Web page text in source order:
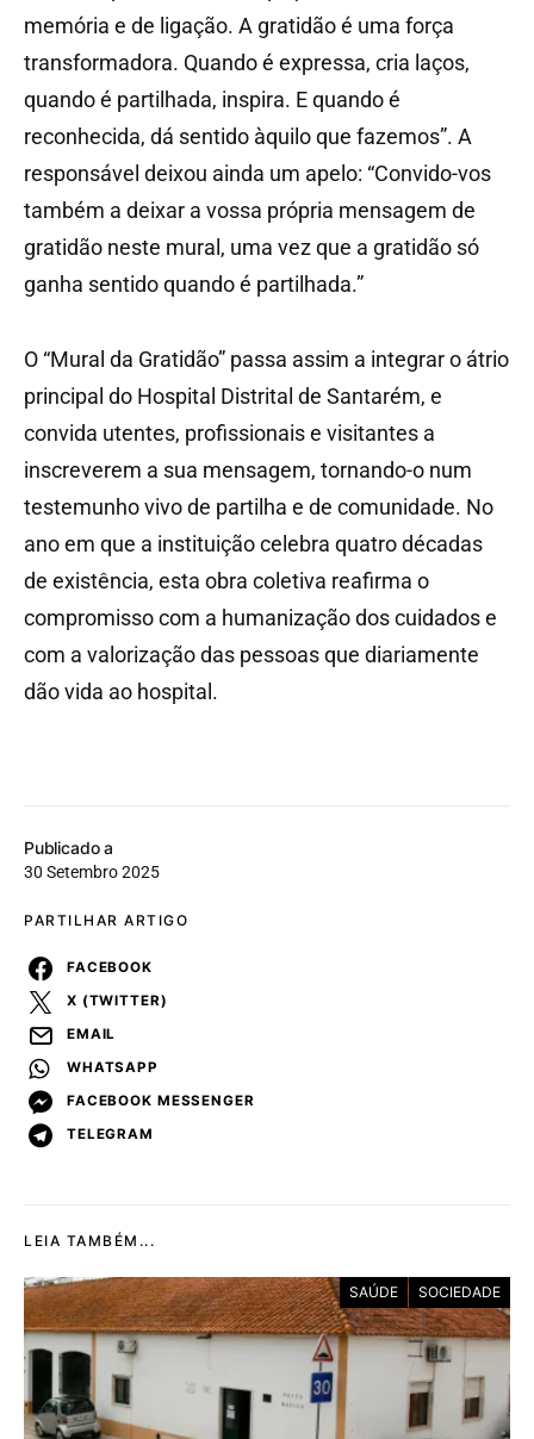
Publicado a
30 Setembro 2025
PARTILHAR ARTIGO
FACEBOOK
X (TWITTER)
EMAIL
WHATSAPP
FACEBOOK MESSENGER
TELEGRAM
memória e de ligação. A gratidão é uma força
transformadora. Quando é expressa, cria laços,
quando é partilhada, inspira. E quando é
reconhecida, dá sentido àquilo que fazemos”. A
responsável deixou ainda um apelo: “Convido-vos
também a deixar a vossa própria mensagem de
gratidão neste mural, uma vez que a gratidão só
ganha sentido quando é partilhada.”
O “Mural da Gratidão” passa assim a integrar o átrio
principal do Hospital Distrital de Santarém, e
convida utentes, profissionais e visitantes a
inscreverem a sua mensagem, tornando-o num
testemunho vivo de partilha e de comunidade. No
ano em que a instituição celebra quatro décadas
de existência, esta obra coletiva reafirma o
compromisso com a humanização dos cuidados e
com a valorização das pessoas que diariamente
dão vida ao hospital.
LEIA TAMBÉM...
SAÚDE SOCIEDADE